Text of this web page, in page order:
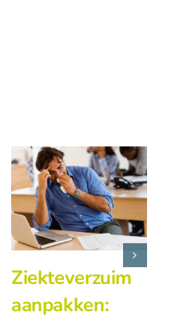
Ziekteverzuim
aanpakken: